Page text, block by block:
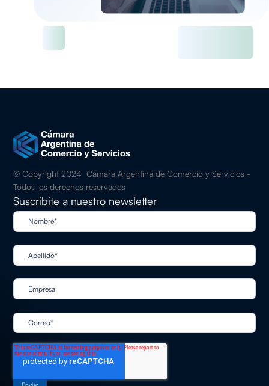
© Copyright 2024 Cámara Argentina de Comercio y Servicios -
Todos los derechos reservados
Suscribite a nuestro newsletter